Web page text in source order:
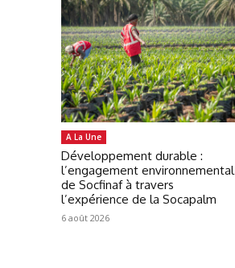
A La Une
Développement durable :
l’engagement environnemental
de Socfinaf à travers
l’expérience de la Socapalm
6 août 2026